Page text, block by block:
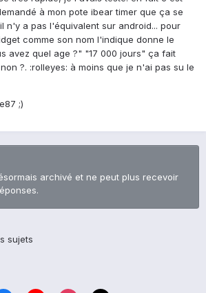
à mon pote ibear timer que ça se
n'y a pas l'équivalent sur android... pour
comme son nom l'indique donne le
avez quel age ?" "17 000 jours" ça fait
?. :rolleyes: à moins que je n'ai pas su le
;)
archivé et ne peut plus recevoir
sujets